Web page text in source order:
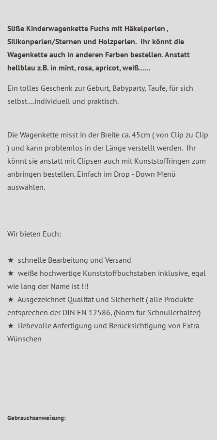
Süße Kinderwagenkette Fuchs mit Häkelperlen ,
Silikonperlen/Sternen und Holzperlen. Ihr könnt die
Wagenkette auch in anderen Farben bestellen. Anstatt
hellblau z.B. in mint, rosa, apricot, weiß......
Ein tolles Geschenk zur Geburt, Babyparty, Taufe, für sich
selbst....individuell und praktisch.
Die Wagenkette misst in der Breite ca. 45cm ( von Clip zu Clip
) und kann problemlos in der Länge verstellt werden. Ihr
könnt sie anstatt mit Clipsen auch mit Kunststoffringen zum
anbringen bestellen. Einfach im Drop - Down Menü
auswählen.
Wir bieten Euch:
★ schnelle Bearbeitung und Versand
★ weiße hochwertige Kunststoffbuchstaben inklusive, egal
wie lang der Name ist !!!
★ Ausgezeichnet Qualität und Sicherheit ( alle Produkte
entsprechen der DIN EN 12586, (Norm für Schnullerhalter)
★ liebevolle Anfertigung und Berücksichtigung von Extra
Wünschen
Gebrauchsanweisung: